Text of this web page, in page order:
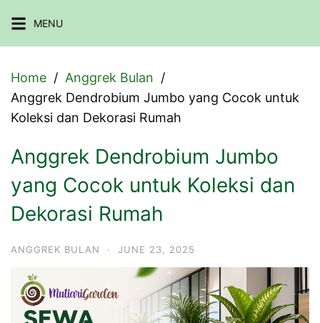
to
MENU
Home
Anggrek Bulan
Anggrek Dendrobium Jumbo yang Cocok untuk
Koleksi dan Dekorasi Rumah
Anggrek Dendrobium Jumbo
yang Cocok untuk Koleksi dan
Dekorasi Rumah
ANGGREK BULAN · JUNE 23, 2025